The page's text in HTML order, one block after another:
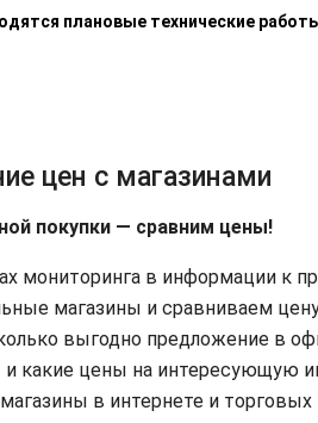
плановые технические
цен с магазинами
покупки — сравним цены!
мониторинга в информации к
магазины и сравниваем
выгодно предложение в
какие цены на интересующую
в интернете и торговых